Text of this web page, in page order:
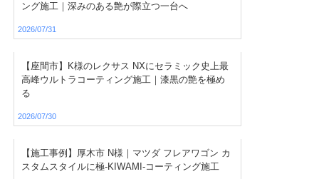
ング施工｜深みのある艶が際立つ一台へ
2026/07/31
【座間市】K様のレクサス NXにセラミック史上最
高峰ウルトラコーティング施工｜漆黒の艶を極め
る
2026/07/30
【施工事例】厚木市 N様｜マツダ フレアワゴン カ
スタムスタイルに極-KIWAMI-コーティング施工